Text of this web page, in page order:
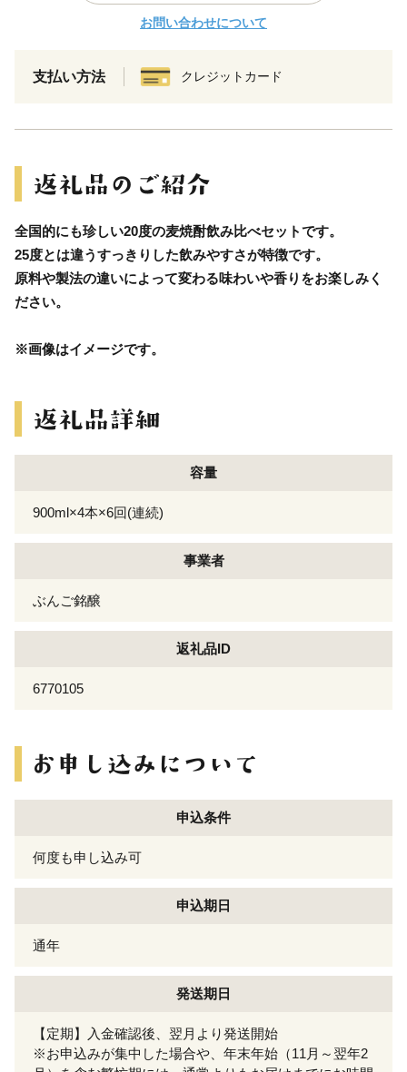
お問い合わせについて
支払い方法 クレジットカード
全国的にも珍しい20度の麦焼酎飲み比べセットです。
25度とは違うすっきりした飲みやすさが特徴です。
原料や製法の違いによって変わる味わいや香りをお楽しみく
ださい。
※画像はイメージです。
容量
900ml×4本×6回(連続)
事業者
ぶんご銘醸
返礼品ID
6770105
申込条件
何度も申し込み可
申込期日
通年
発送期日
【定期】入金確認後、翌月より発送開始
※お申込みが集中した場合や、年末年始（11月～翌年2